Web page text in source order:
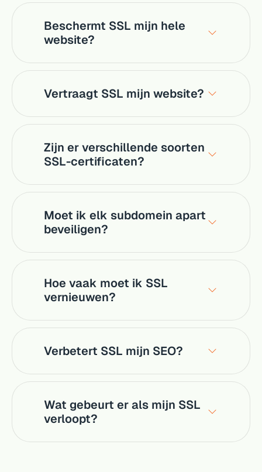
Beschermt SSL mijn hele
website?
Vertraagt SSL mijn website?
Zijn er verschillende soorten
SSL-certificaten?
Moet ik elk subdomein apart
beveiligen?
Hoe vaak moet ik SSL
vernieuwen?
Verbetert SSL mijn SEO?
Wat gebeurt er als mijn SSL
verloopt?